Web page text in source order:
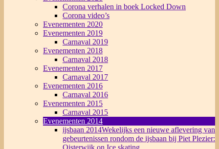
Corona verhalen in boek Locked Down
Corona video’s
Evenementen 2020
Evenementen 2019
Carnaval 2019
Evenementen 2018
Carnaval 2018
Evenementen 2017
Carnaval 2017
Evenementen 2016
Carnaval 2016
Evenementen 2015
Carnaval 2015
Evenementen 2014
ijsbaan 2014Wekelijks een nieuwe aflevering van
gebeurtenissen rondom de ijsbaan bij Piet Plezier:
Oisterwijk on Ice skating